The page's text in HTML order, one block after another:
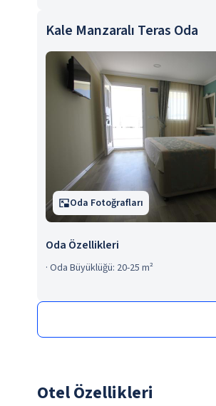
Kale Manzaralı Teras Oda
Oda Fotoğrafları
Oda Özellikleri
· Oda Büyüklüğü: 20-25 m²
Otel Özellikleri